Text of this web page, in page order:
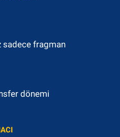
sadece fragman
dönemi